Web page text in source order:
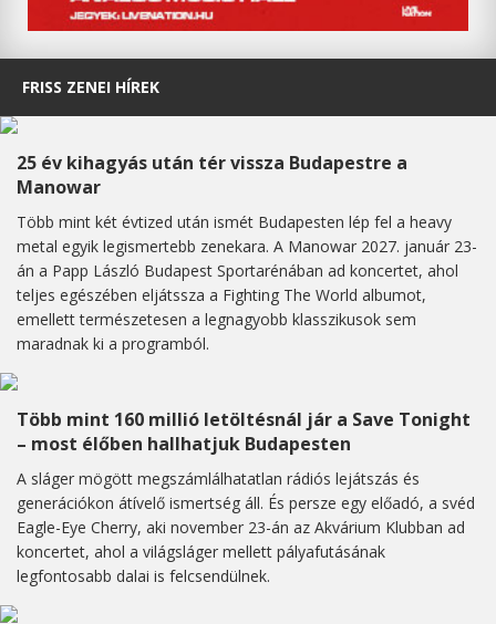
FRISS ZENEI HÍREK
25 év kihagyás után tér vissza Budapestre a
Manowar
Több mint két évtized után ismét Budapesten lép fel a heavy
metal egyik legismertebb zenekara. A Manowar 2027. január 23-
án a Papp László Budapest Sportarénában ad koncertet, ahol
teljes egészében eljátssza a Fighting The World albumot,
emellett természetesen a legnagyobb klasszikusok sem
maradnak ki a programból.
Több mint 160 millió letöltésnál jár a Save Tonight
– most élőben hallhatjuk Budapesten
A sláger mögött megszámlálhatatlan rádiós lejátszás és
generációkon átívelő ismertség áll. És persze egy előadó, a svéd
Eagle-Eye Cherry, aki november 23-án az Akvárium Klubban ad
koncertet, ahol a világsláger mellett pályafutásának
legfontosabb dalai is felcsendülnek.